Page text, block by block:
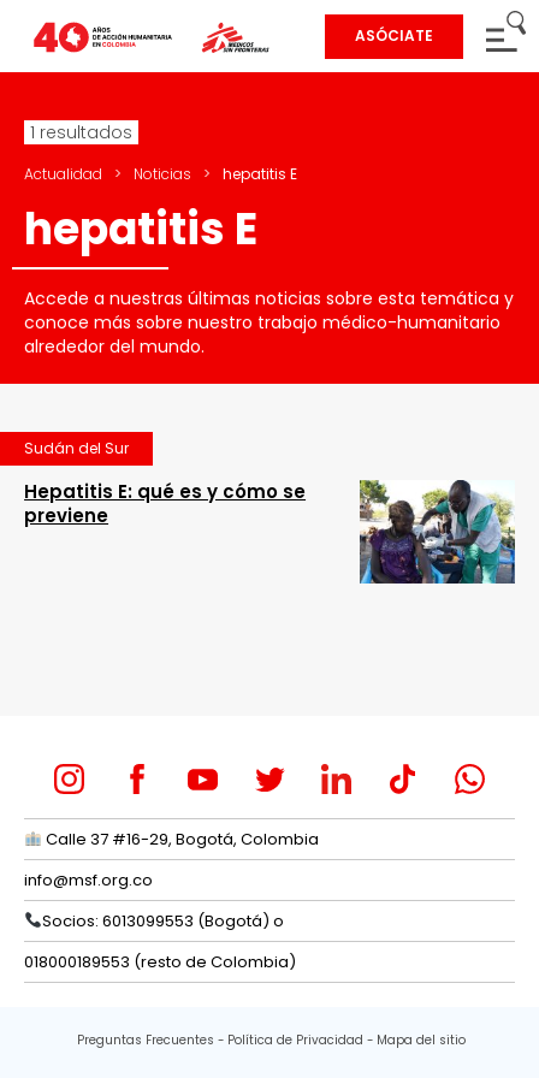
ASÓCIATE
1 resultados
Actualidad > Noticias > hepatitis E
hepatitis E
Accede a nuestras últimas noticias sobre esta temática y
conoce más sobre nuestro trabajo médico-humanitario
alrededor del mundo.
Sudán del Sur
Hepatitis E: qué es y cómo se
previene
Calle 37 #16-29, Bogotá, Colombia
info@msf.org.co
Socios: 6013099553 (Bogotá) o
018000189553 (resto de Colombia)
Preguntas Frecuentes Política de Privacidad Mapa del sitio